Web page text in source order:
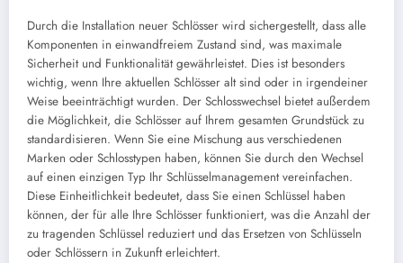
Durch die Installation neuer Schlösser wird sichergestellt, dass alle
Komponenten in einwandfreiem Zustand sind, was maximale
Sicherheit und Funktionalität gewährleistet. Dies ist besonders
wichtig, wenn Ihre aktuellen Schlösser alt sind oder in irgendeiner
Weise beeinträchtigt wurden. Der Schlosswechsel bietet außerdem
die Möglichkeit, die Schlösser auf Ihrem gesamten Grundstück zu
standardisieren. Wenn Sie eine Mischung aus verschiedenen
Marken oder Schlosstypen haben, können Sie durch den Wechsel
auf einen einzigen Typ Ihr Schlüsselmanagement vereinfachen.
Diese Einheitlichkeit bedeutet, dass Sie einen Schlüssel haben
können, der für alle Ihre Schlösser funktioniert, was die Anzahl der
zu tragenden Schlüssel reduziert und das Ersetzen von Schlüsseln
oder Schlössern in Zukunft erleichtert.